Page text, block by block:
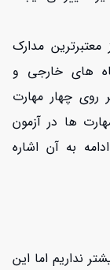
مدارک
های خارجی و
روی چهار مهارت
ها در آزمون
به آن اشاره
نداریم اما این